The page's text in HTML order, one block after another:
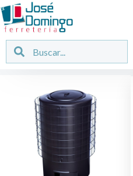
Ir
al
contenido
Buscar Buscar